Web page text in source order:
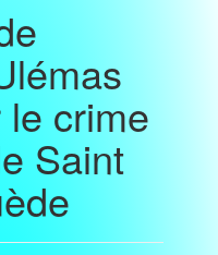
le crime
Saint